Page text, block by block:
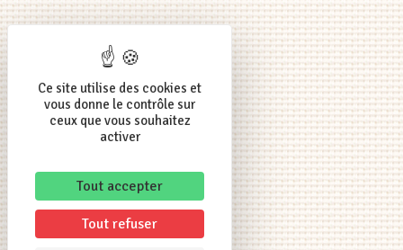
Ce site utilise des cookies et
vous donne le contrôle sur
ceux que vous souhaitez
activer
Tout accepter
Tout refuser